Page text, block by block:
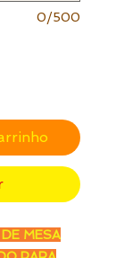
0/500
MESA